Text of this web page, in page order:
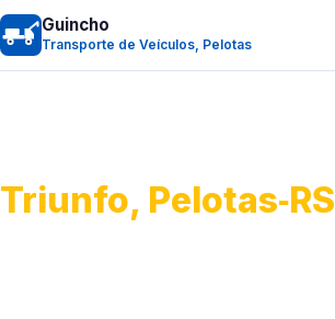
Guincho
Transporte de Veículos, Pelotas
Triunfo, Pelotas‑RS